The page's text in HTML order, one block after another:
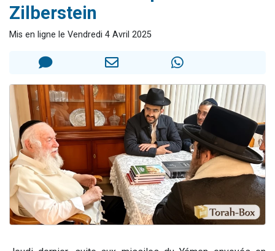
12 nouvelles musiques dans Torah-Box Music
2 personnes viennent de nous rejoindre sur WhatsApp
Zilberstein
Mis en ligne le Vendredi 4 Avril 2025